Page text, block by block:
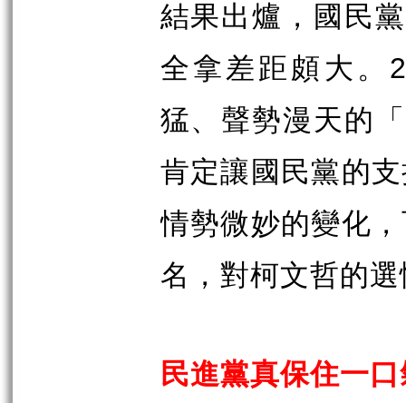
結果出爐，國民
全拿差距頗大。
猛、聲勢漫天的
肯定讓國民黨的
情勢微妙的變化
名，對柯文哲的
民進黨真保住一